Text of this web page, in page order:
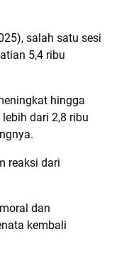
salah satu sesi
5,4 ribu
hingga
dari 2,8 ribu
reaksi dari
dan
kembali